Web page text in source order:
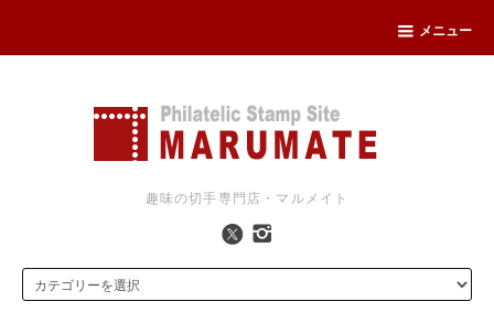
メニュー
趣味の切手専門店・マルメイト